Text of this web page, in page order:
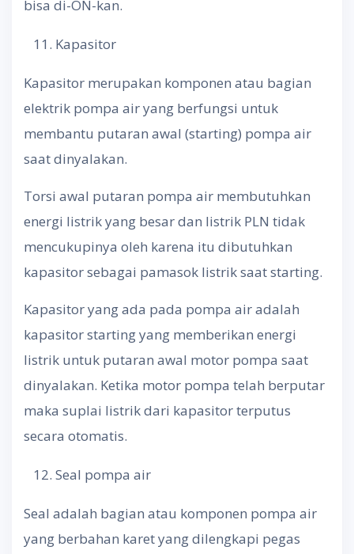
bisa di-ON-kan.
Kapasitor
Kapasitor merupakan komponen atau bagian
elektrik pompa air yang berfungsi untuk
membantu putaran awal (starting) pompa air
saat dinyalakan.
Torsi awal putaran pompa air membutuhkan
energi listrik yang besar dan listrik PLN tidak
mencukupinya oleh karena itu dibutuhkan
kapasitor sebagai pamasok listrik saat starting.
Kapasitor yang ada pada pompa air adalah
kapasitor starting yang memberikan energi
listrik untuk putaran awal motor pompa saat
dinyalakan. Ketika motor pompa telah berputar
maka suplai listrik dari kapasitor terputus
secara otomatis.
Seal pompa air
Seal adalah bagian atau komponen pompa air
yang berbahan karet yang dilengkapi pegas